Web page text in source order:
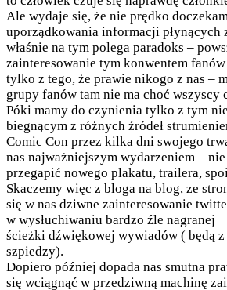
Ale wydaje się, że nie prędko
uporządkowania informacji płynących
właśnie na tym polega paradoks –
zainteresowanie tym konwentem
tylko z tego, że prawie nikogo z nas –
grupy fanów tam nie ma choć wszyscy
Póki mamy do czynienia tylko z tym
biegnącym z różnych źródeł
Comic Con przez kilka dni swojego
nas najważniejszym wydarzeniem –
przegapić nowego plakatu, trailera,
Skaczemy więc z bloga na blog, ze
się w nas dziwne zainteresowanie
w wysłuchiwaniu bardzo źle nagranej
ścieżki dźwiękowej wywiadów ( będą
szpiedzy).
Dopiero później dopada nas smutna
się wciągnąć w przedziwną machinę